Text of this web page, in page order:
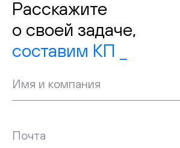
Расскажите
о своей задаче,
сос
Имя и компания
Почта